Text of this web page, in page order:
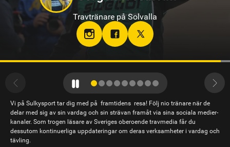
Travtränare på Bodentravet
stallsandraeriksson
Vi på Sulkysport tar dig med på framtidens resa! Följ nio tränare när de
delar med sig av sin vardag och sin strävan framåt via sina sociala medier-
kanaler. Som trogen läsare av Sveriges oberoende travmedia får du
dessutom kontinuerliga uppdateringar om deras verksamheter i vardag och
tävling.